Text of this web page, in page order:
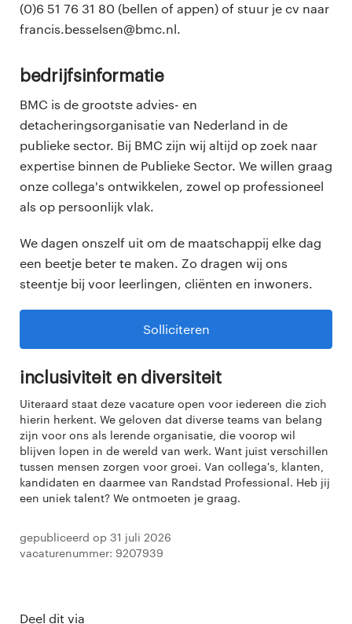
(0)6 51 76 31 80 (bellen of appen) of stuur je cv naar
francis.besselsen@bmc.nl.
Bedrijfsinformatie
BMC is de grootste advies- en
detacheringsorganisatie van Nederland in de
publieke sector. Bij BMC zijn wij altijd op zoek naar
expertise binnen de Publieke Sector. We willen graag
onze collega's ontwikkelen, zowel op professioneel
als op persoonlijk vlak.
We dagen onszelf uit om de maatschappij elke dag
een beetje beter te maken. Zo dragen wij ons
steentje bij voor leerlingen, cliënten en inwoners.
Solliciteren
Inclusiviteit en diversiteit
Uiteraard staat deze vacature open voor iedereen die zich
hierin herkent. We geloven dat diverse teams van belang
zijn voor ons als lerende organisatie, die voorop wil
blijven lopen in de wereld van werk. Want juist verschillen
tussen mensen zorgen voor groei. Van collega's, klanten,
kandidaten en daarmee van Randstad Professional. Heb jij
een uniek talent? We ontmoeten je graag.
Gepubliceerd op 31 juli 2026
Vacaturenummer: 9207939
Deel dit via